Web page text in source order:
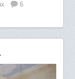
6